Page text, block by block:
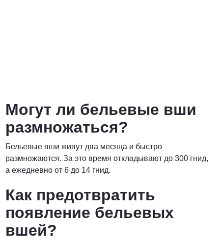
Могут ли бельевые вши
размножаться?
Бельевые вши живут два месяца и быстро
размножаются. За это время откладывают до 300 гнид,
а ежедневно от 6 до 14 гнид.
Как предотвратить
появление бельевых
вшей?